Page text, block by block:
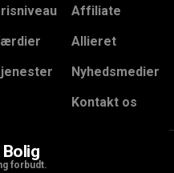
forbudt.
Affiliate
Allieret
Nyhedsmedier
Kontakt os